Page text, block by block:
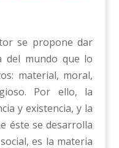
se propone dar
del mundo que lo
material, moral,
Por ello, la
y existencia, y la
éste se desarrolla
es la materia